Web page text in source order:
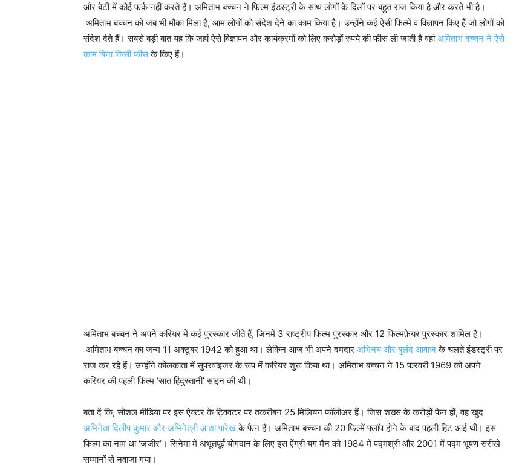
और बेटी में कोई फर्क नहीं करते हैं। अमिताभ बच्चन ने फिल्म इंडस्ट्री के साथ लोगों के दिलों पर बहुत राज किया है और करते भी है।
अमिताभ बच्चन को जब भी मौका मिला है, आम लोगों को संदेश देने का काम किया है। उन्होंने कई ऐसी फिल्में व विज्ञापन किए हैं जो लोगों को
संदेश देते हैं। सबसे बड़ी बात यह कि जहां ऐसे विज्ञापन और कार्यक्रमों को लिए करोड़ों रुपये की फीस ली जाती है वहांअमिताभ बच्चन ने ऐसे
काम बिना किसी फीसके किए हैं।
अमिताभ बच्चन ने अपने करियर में कई पुरस्कार जीते हैं, जिनमें 3 राष्ट्रीय फिल्म पुरस्कार और 12 फिल्मफ़ेयर पुरस्कार शामिल हैं।
अमिताभ बच्चन का जन्म 11 अक्टूबर 1942 को हुआ था। लेकिन आज भी अपने दमदार अभिनय और बुलंद आवाजके चलते इंडस्ट्री पर
राज कर रहे हैं। उन्होंने कोलकाता में सुपरवाइजर के रूप में करियर शुरू किया था। अमिताभ बच्चन ने 15 फरवरी 1969 को अपने
करियर की पहली फिल्म ‘सात हिंदुस्तानी’ साइन की थी।
बता दें कि, सोशल मीडिया पर इस ऐक्टर के ट्विवटर पर तकरीबन 25 मिलियन फॉलोअर हैं। जिस शख्स के करोड़ों फैन हों, वह खुद
अभिनेता दिलीप कुमार और अभिनेत्री आशा पारेखके फैन हैं। अमिताभ बच्चन की 20 फिल्में फ्लॉप होने के बाद पहली हिट आई थी। इस
फिल्म का नाम था ‘जंजीर’। सिनेमा में अभूतपूर्व योगदान के लिए इस ऐंग्री यंग मैन को 1984 में पद्मश्री और 2001 में पद्म भूषण सरीखे
सम्मानों से नवाजा गया।